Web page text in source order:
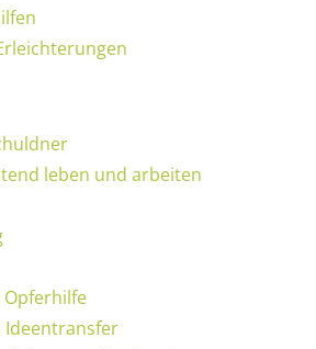
leben und arbeiten
Ideentransfer